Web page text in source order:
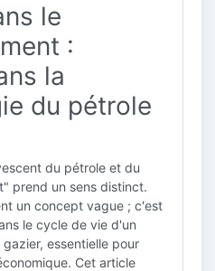
le
:
la
du pétrole
du pétrole et du
prend un sens distinct.
un concept vague ; c'est
le cycle de vie d'un
essentielle pour
Cet article